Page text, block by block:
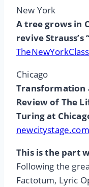
New York
A tree grows in
revive Strauss’s
Chicago
Transformation
Review of The
Turing at
newcitystage.com
This is the part
Following the
Factotum, Lyric